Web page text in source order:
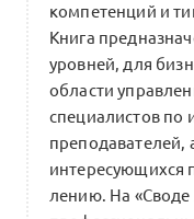
компетенций и
Книга
уровней, для
области
специалистов
преподавателей,
интересующихся
лению. На «Своде